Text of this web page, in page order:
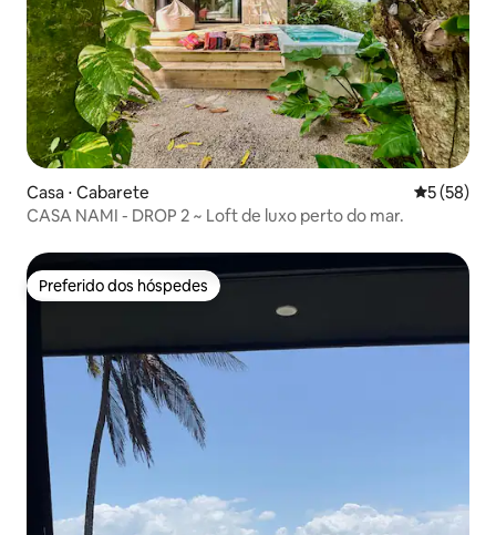
Casa ⋅ Cabarete 5 de uma
5 (58)
CASA NAMI - DROP 2 ~ Loft de luxo perto do mar.
Preferido dos hóspedes
Preferido dos hóspedes